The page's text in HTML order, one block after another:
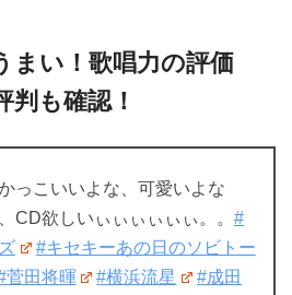
まい！歌唱力の評価
判も確認！
っこいいよな、可愛いよな
CD欲しいぃぃぃぃぃぃ。。 #
#キセキーあの日のソビトー
菅田将暉 #横浜流星
#成田